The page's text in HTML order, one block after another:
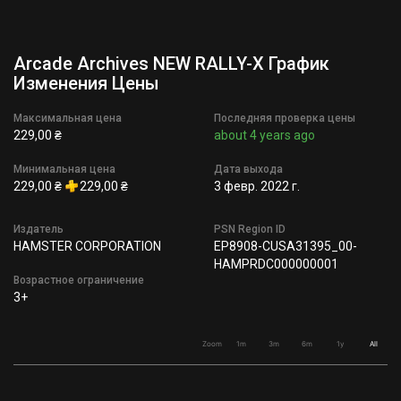
Arcade Archives NEW RALLY-X График
Изменения Цены
Максимальная цена
229,00 ₴
Минимальная цена
229,00 ₴ 229,00 ₴
Последняя проверка цены
about 4 years ago
Дата выхода
3 февр. 2022 г.
Издатель
HAMSTER CORPORATION
Возрастное ограничение
3+
PSN Region ID
EP8908-CUSA31395_00-
HAMPRDC000000001
Zoom 1m 3m 6m 1y All